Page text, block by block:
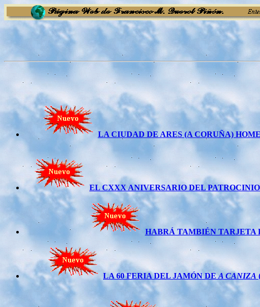
LA CIUDAD DE ARES (A CORUÑA)
EL CXXX ANIVERSARIO DEL
HABRÁ TAMBIÉN TARJETA
LA 60 FERIA DEL JAMÓN DEA CANIZA